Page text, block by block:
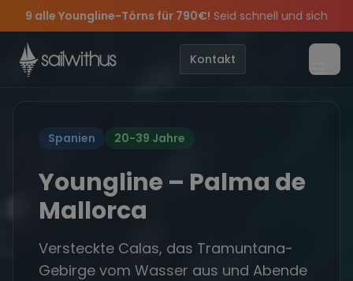
Skip to content
Special:Am 05.09 alle Youngline-Törns für 790€!Seid
Sichere Dir jetztDein Meilenbuch und Deine sailwithus-
Törn-Updates, Insider-Tippsund exklusive Angebote mehr
Party 2026!Die Saison war legendär – wir feiern die Törns,
Kontakt
Spanien 20-39 Jahre
Youngline – Palma de
Mallorca
Versteckte Calas, das Tramuntana-
Gebirge vom Wasser aus und Abende